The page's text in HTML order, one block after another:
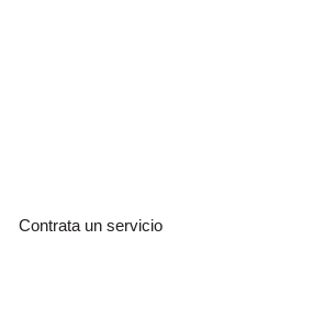
Contrata un servicio